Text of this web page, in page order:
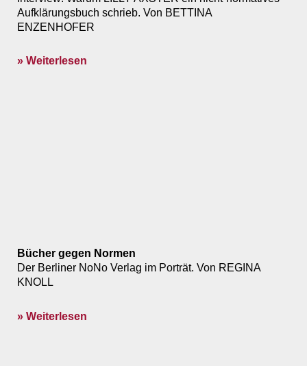
Aufklärungsbuch schrieb. Von BETTINA
ENZENHOFER
» Weiterlesen
Bücher gegen Normen
Der Berliner NoNo Verlag im Porträt. Von REGINA
KNOLL
» Weiterlesen